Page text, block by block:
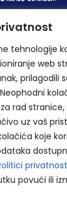
tehnologije
web
prilagodili
rad stranice,
uz vaš
koje
povući ili
odraslih,
ovlaštenu od
kulture i